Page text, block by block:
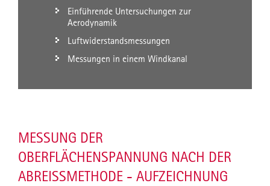
Einführende Untersuchungen zur
Aerodynamik
Luftwiderstandsmessungen
Messungen in einem Windkanal
MESSUNG DER
OBERFLÄCHENSPANNUNG NACH DER
ABREISSMETHODE - AUFZEICHNUNG U